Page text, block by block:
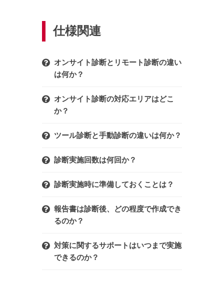
仕様関連
オンサイト診断とリモート診断の違い
は何か？
オンサイト診断の対応エリアはどこ
か？
ツール診断と手動診断の違いは何か？
診断実施回数は何回か？
診断実施時に準備しておくことは？
報告書は診断後、どの程度で作成でき
るのか？
対策に関するサポートはいつまで実施
できるのか？